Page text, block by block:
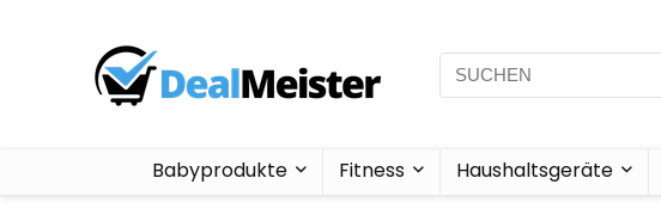
Babyprodukte Fitness Haushaltsgeräte